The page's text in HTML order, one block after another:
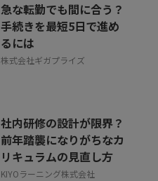
急な転勤でも間に合う？
手続きを最短5日で進め
るには
株式会社ギガプライズ
社内研修の設計が限界？
前年踏襲になりがちなカ
リキュラムの見直し方
KIYOラーニング株式会社